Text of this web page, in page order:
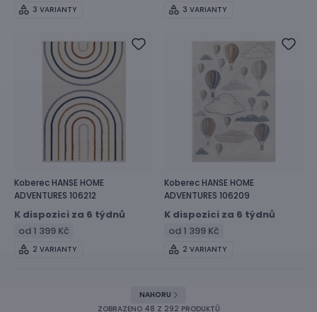
3 VARIANTY 3 VARIANTY
KoberecHANSE HOME
ADVENTURES 106212
K dispozici za 6 týdnů
od 1 399 Kč
2 VARIANTY
KoberecHANSE HOME
ADVENTURES 106209
K dispozici za 6 týdnů
od 1 399 Kč
2 VARIANTY
NAHORU
ZOBRAZENO 48 Z 292 PRODUKTŮ